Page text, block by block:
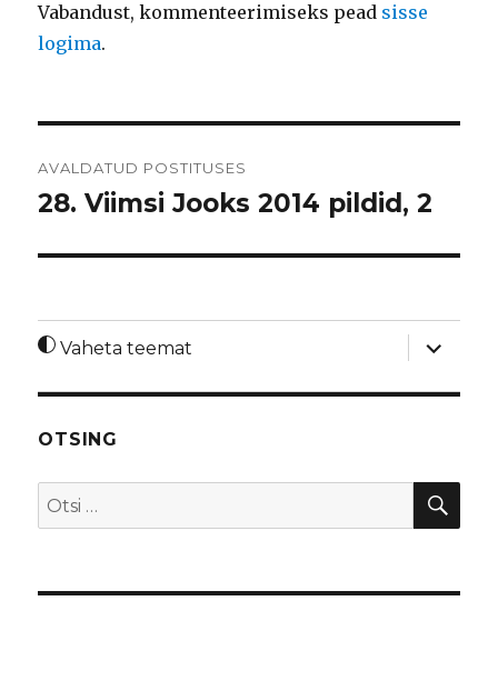
Vabandust, kommenteerimiseks pead sisse
logima.
AVALDATUD POSTITUSES
28. Viimsi Jooks 2014 pildid, 2
Vaheta teemat
laienda
OTSING
Otsi: